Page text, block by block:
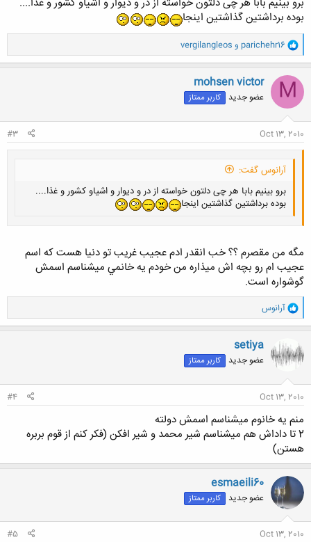
بوده برداشتین گذاشتین اینجا
و
ا
ک
ن
ش
ه
ا
parichehr16 و vergilangleos
M
mohsen victor
عضو جدید کاربر ممتاز
Oct 13, 2010
#3
آرانوس گفت:
برو بینیم بابا هر چی دلتون خواسته از در و دیوار و اشیاو کشور و غذا....
بوده برداشتین گذاشتین اینجا
مگه من مقصرم ؟؟ خب انقدر ادم عجيب غريب تو دنيا هست كه اسم
عجيب ام رو بچه اش ميذاره من خودم يه خانمي ميشناسم اسمش
گوشواره است.
و
ا
ک
ش
ه
آرانوس
setiya
عضو جدید کاربر ممتاز
Oct 13, 2010
#4
منم يه خانوم ميشناسم اسمش دولته
2 تا داداش هم ميشناسم شير محمد و شير افكن (فكر كنم از قوم بربره
هستن)
esmaeili60
عضو جدید کاربر ممتاز
Oct 13, 2010
#5